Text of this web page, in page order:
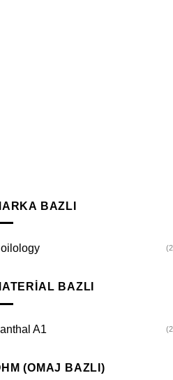
BAZLI
BAZLI
A1
(OMAJ BAZLI)